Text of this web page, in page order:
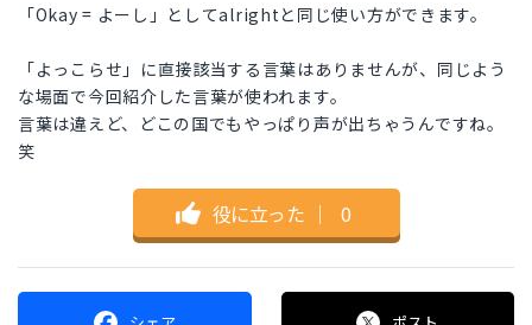
「Okay = よーし」としてalrightと同じ使い方ができます。
「よっこらせ」に直接該当する言葉はありませんが、同じよう
な場面で今回紹介した言葉が使われます。
言葉は違えど、どこの国でもやっぱり声が出ちゃうんですね。
笑
役に立った ｜ 0